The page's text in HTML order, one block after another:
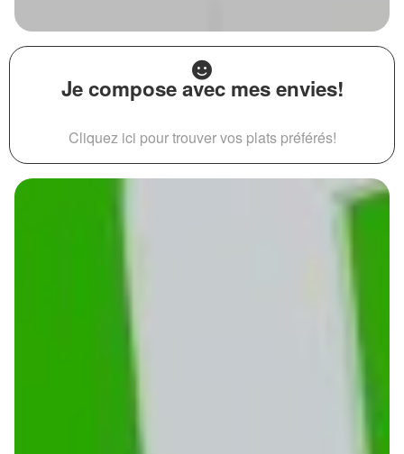
Je compose avec mes envies!
Cliquez ici pour trouver vos plats préférés!